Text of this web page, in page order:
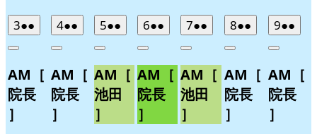
32026
年
月
3
日
●●
件
イ
ベ
Close
AM［
院長
］
42026
年
月
4
日
●●
件
イ
ベ
Close
AM［
院長
］
52026
年
月
5
日
●●
件
イ
ベ
ト)
Close
AM［
池田
］
62026
年
月
6
日
●●
件
イ
ベ
ト)
Close
AM［
院長
］
72026
年
月
7
日
●●
件
イ
ベ
ト)
Close
AM［
池田
］
82026
年
月
8
日
●●
件
イ
ベ
Close
AM［
院長
］
92026
年
月
9
日
●●
件
イ
ベ
Close
AM［
院長
］